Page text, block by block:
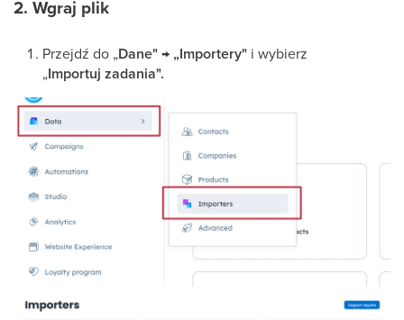
2. Wgraj plik
Przejdź do „Dane" → „Importery" i wybierz
„Importuj zadania".